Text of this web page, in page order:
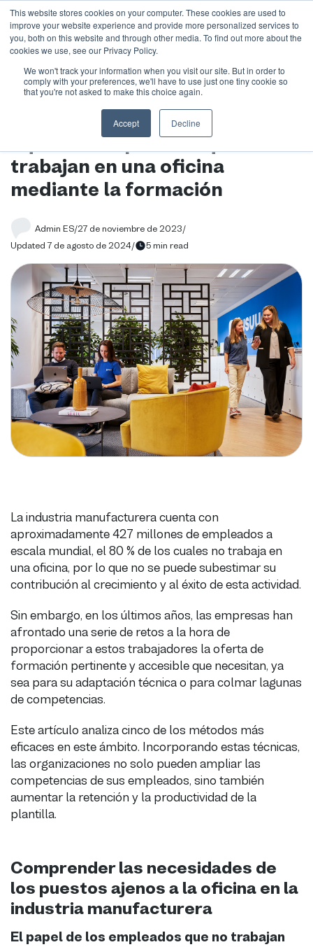
This website stores cookies on your computer. These cookies are used to
improve your website experience and provide more personalized services to
you, both on this website and through other media. To find out more about the
cookies we use, see our Privacy Policy.
We won't track your information when you visit our site. But in order to
comply with your preferences, we'll have to use just one tiny cookie so
that you're not asked to make this choice again.
Accept Decline
Blog/ Cinco formas de implicar a aquellos empleados que no
trabajan en una oficina mediante la formación
Cinco formas de implicar a
aquellos empleados que no
trabajan en una oficina
mediante la formación
Admin ES/27 de noviembre de 2023/
Updated 7 de agosto de 2024/ 5 min read
La industria manufacturera cuenta con
aproximadamente 427 millones de empleados a
escala mundial, el 80 % de los cuales no trabaja en
una oficina, por lo que no se puede subestimar su
contribución al crecimiento y al éxito de esta actividad.
Sin embargo, en los últimos años, las empresas han
afrontado una serie de retos a la hora de
proporcionar a estos trabajadores la oferta de
formación pertinente y accesible que necesitan, ya
sea para su adaptación técnica o para colmar lagunas
de competencias.
Este artículo analiza cinco de los métodos más
eficaces en este ámbito. Incorporando estas técnicas,
las organizaciones no solo pueden ampliar las
competencias de sus empleados, sino también
aumentar la retención y la productividad de la
plantilla.
Comprender las necesidades de
los puestos ajenos a la oficina en la
industria manufacturera
El papel de los empleados que no trabajan